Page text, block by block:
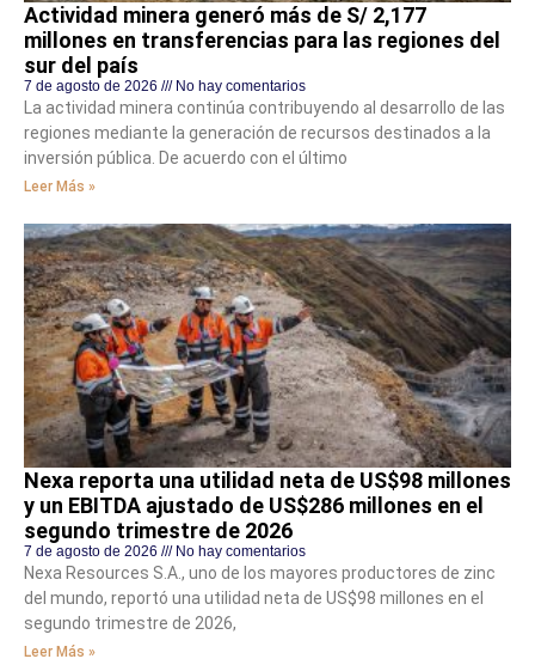
Actividad minera generó más de S/ 2,177
millones en transferencias para las regiones del
sur del país
7 de agosto de 2026 No hay comentarios
La actividad minera continúa contribuyendo al desarrollo de las
regiones mediante la generación de recursos destinados a la
inversión pública. De acuerdo con el último
Leer Más »
Nexa reporta una utilidad neta de US$98 millones
y un EBITDA ajustado de US$286 millones en el
segundo trimestre de 2026
7 de agosto de 2026 No hay comentarios
Nexa Resources S.A., uno de los mayores productores de zinc
del mundo, reportó una utilidad neta de US$98 millones en el
segundo trimestre de 2026,
Leer Más »